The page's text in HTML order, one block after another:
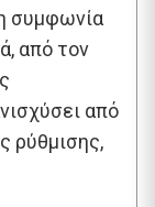
συμφωνία
από τον
από
ρύθμισης,